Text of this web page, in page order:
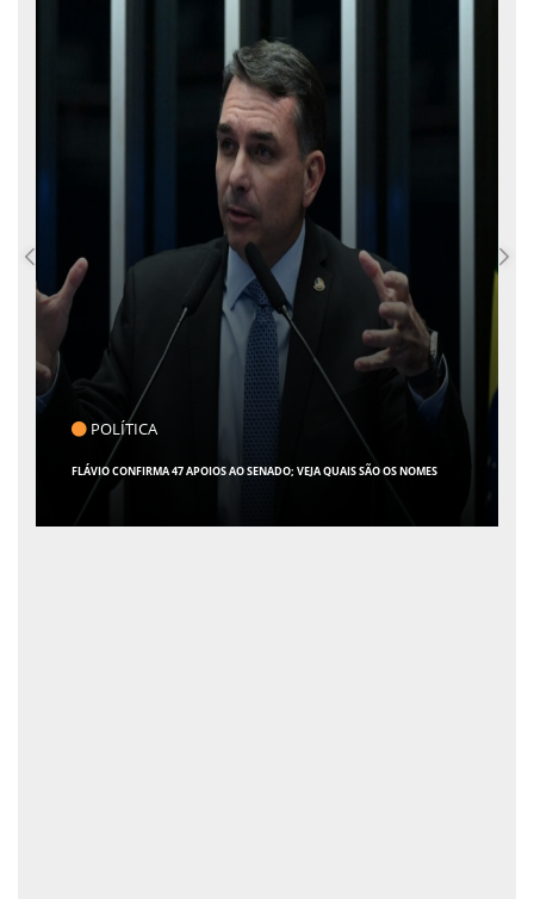
COTIDIANO
ARACAJU REGISTRA RECORDE NO IDEB E ALCANÇA 1° LUGAR EM CRESCIMENTO
ENTRE AS CAPITAIS DO NORDESTE